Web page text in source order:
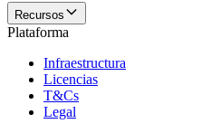
Recursos
Plataforma
Infraestructura
Licencias
T&Cs
Legal